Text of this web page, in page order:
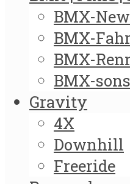
BMX-
BMX-
BMX-
BMX-
Gravity
4X
Downhill
Freeride